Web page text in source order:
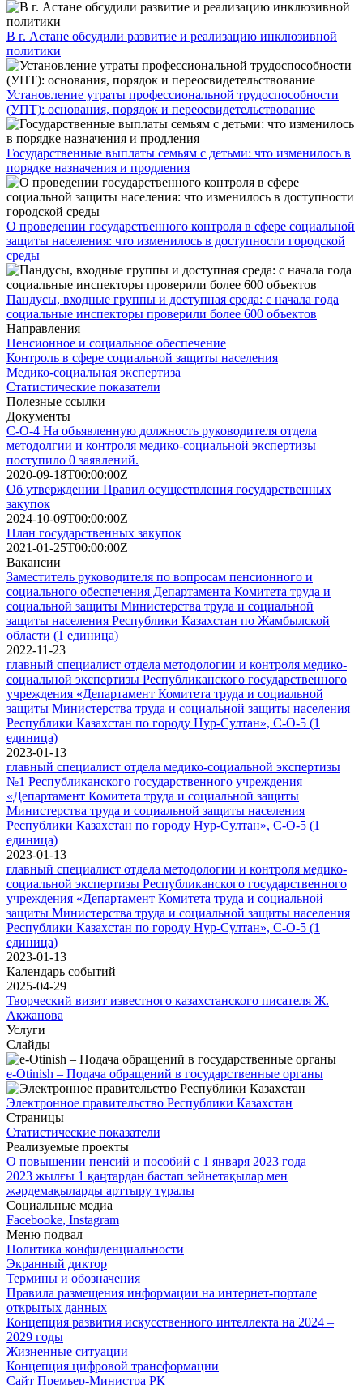
В г. Астане обсудили развитие и реализацию инклюзивной
политики
Установление утраты профессиональной трудоспособности
(УПТ): основания, порядок и переосвидетельствование
Государственные выплаты семьям с детьми: что изменилось в
порядке назначения и продления
О проведении государственного контроля в сфере социальной
защиты населения: что изменилось в доступности городской
среды
Пандусы, входные группы и доступная среда: с начала года
социальные инспекторы проверили более 600 объектов
Направления
Пенсионное и социальное обеспечение
Контроль в сфере социальной защиты населения
Медико-социальная экспертиза
Статистические показатели
Полезные ссылки
Документы
С-О-4 На объявленную должность руководителя отдела
методолгии и контроля медико-социальной экспертизы
поступило 0 заявлений.
2020-09-18T00:00:00Z
Об утверждении Правил осуществления государственных
закупок
2024-10-09T00:00:00Z
План государственных закупок
2021-01-25T00:00:00Z
Вакансии
Заместитель руководителя по вопросам пенсионного и
социального обеспечения Департамента Комитета труда и
социальной защиты Министерства труда и социальной
защиты населения Республики Казахстан по Жамбылской
области (1 единица)
2022-11-23
главный специалист отдела методологии и контроля медико-
социальной экспертизы Республиканского государственного
учреждения «Департамент Комитета труда и социальной
защиты Министерства труда и социальной защиты населения
Республики Казахстан по городу Нур-Султан», C-O-5 (1
единица)
2023-01-13
главный специалист отдела медико-социальной экспертизы
№1 Республиканского государственного учреждения
«Департамент Комитета труда и социальной защиты
Министерства труда и социальной защиты населения
Республики Казахстан по городу Нур-Султан», C-O-5 (1
единица)
2023-01-13
главный специалист отдела методологии и контроля медико-
социальной экспертизы Республиканского государственного
учреждения «Департамент Комитета труда и социальной
защиты Министерства труда и социальной защиты населения
Республики Казахстан по городу Нур-Султан», C-O-5 (1
единица)
2023-01-13
Календарь событий
2025-04-29
Творческий визит известного казахстанского писателя Ж.
Акжанова
Услуги
Слайды
e-Otinish – Подача обращений в государственные органы
Электронное правительство Республики Казахстан
Страницы
Статистические показатели
Реализуемые проекты
О повышении пенсий и пособий с 1 января 2023 года
2023 жылғы 1 қаңтардан бастап зейнетақылар мен
жәрдемақыларды арттыру туралы
Социальные медиа
Facebooke, Instagram
Меню подвал
Политика конфиденциальности
Экранный диктор
Термины и обозначения
Правила размещения информации на интернет-портале
открытых данных
Концепция развития искусственного интеллекта на 2024 –
2029 годы
Жизненные ситуации
Концепция цифровой трансформации
Сайт Премьер-Министра РК